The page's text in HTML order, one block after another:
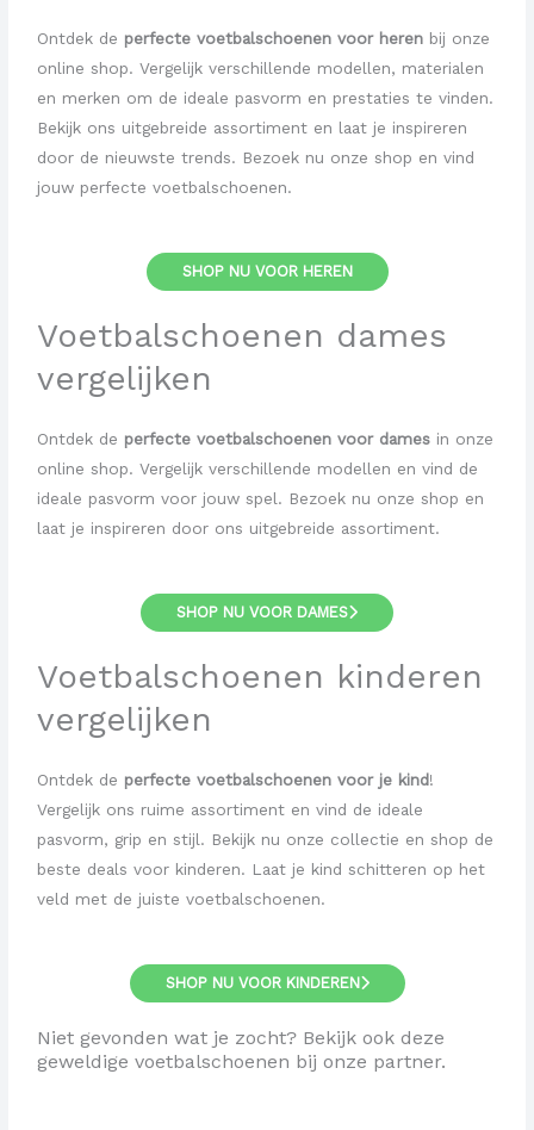
Ontdek de perfecte voetbalschoenen voor heren bij onze
online shop. Vergelijk verschillende modellen, materialen
en merken om de ideale pasvorm en prestaties te vinden.
Bekijk ons uitgebreide assortiment en laat je inspireren
door de nieuwste trends. Bezoek nu onze shop en vind
jouw perfecte voetbalschoenen.
SHOP NU VOOR HEREN
Voetbalschoenen dames
vergelijken
Ontdek de perfecte voetbalschoenen voor dames in onze
online shop. Vergelijk verschillende modellen en vind de
ideale pasvorm voor jouw spel. Bezoek nu onze shop en
laat je inspireren door ons uitgebreide assortiment.
SHOP NU VOOR DAMES
Voetbalschoenen kinderen
vergelijken
Ontdek de perfecte voetbalschoenen voor je kind!
Vergelijk ons ruime assortiment en vind de ideale
pasvorm, grip en stijl. Bekijk nu onze collectie en shop de
beste deals voor kinderen. Laat je kind schitteren op het
veld met de juiste voetbalschoenen.
SHOP NU VOOR KINDEREN
Niet gevonden wat je zocht? Bekijk ook deze
geweldige voetbalschoenen bij onze partner.